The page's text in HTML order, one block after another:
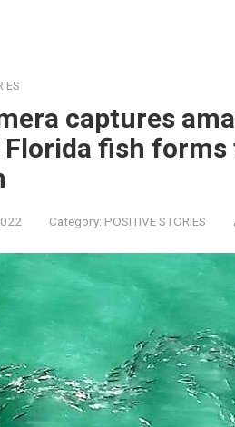
captures
fish forms
Category: POSITIVE STORIES